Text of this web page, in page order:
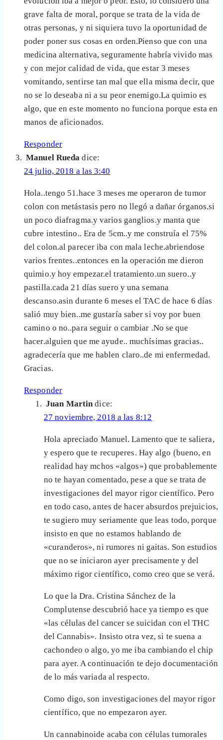
grave falta de moral, porque se trata de la vida de
otras personas, y ni siquiera tuvo la oportunidad de
poder poner sus cosas en orden.Pienso que con una
medicina alternativa, seguramente habría vivido mas
y con mejor calidad de vida, que estar 3 meses
vomitando, sentirse tan mal que ella misma decir, que
no se lo deseaba ni a su peor enemigo.La quimio es
algo, que en este momento no funciona porque esta en
manos de aficionados.
Responder
Manuel Rueda dice:
24 julio, 2018 a las 3:40
Hola..tengo 51.hace 3 meses me operaron de tumor
colon con metástasis pero no llegó a dañar órganos.si
un poco diafragma.y varios ganglios.y manta que
cubre intestino.. Era de 5cm..y me construía el 75%
del colon.al parecer iba con mala leche.abriendose
varios frentes..entonces en la operación me dieron
quimio.y hoy empezar.el tratamiento.un suero..y
pastilla.cada 21 días suero y una semana
descanso.asin durante 6 meses el TAC de hace 6 días
salió muy bien..me gustaría saber si voy por buen
camino o no..para seguir o cambiar .No se que
hacer.alguien que me ayude.. muchísimas gracias..
agradecería que me hablen claro..de mi enfermedad.
Gracias.
Responder
Juan Martin dice:
27 noviembre, 2018 a las 8:12
Hola apreciado Manuel. Lamento que te saliera,
y espero que te recuperes. Hay algo (bueno, en
realidad hay mchos «algos») que probablemente
no te hayan comentado, pese a que se trata de
investigaciones del mayor rigor científico. Pero
en todo caso, antes de hacer absurdos prejuicios,
te sugiero muy seriamente que leas todo, porque
insisto en que no estamos hablando de
«curanderos», ni rumores ni gaitas. Son estudios
que no se iniciaron ayer precisamente y del
máximo rigor científico, como creo que se verá.
Lo que la Dra. Cristina Sánchez de la
Complutense descubrió hace ya tiempo es que
«las células del cancer se suicidan con el THC
del Cannabis». Insisto otra vez, si te suena a
cachondeo o algo, yo me iba cambiando el chip
para ayer. A continuación te dejo documentación
de lo más variada al respecto.
Como digo, son investigaciones del mayor rigor
científico, que no empezaron ayer.
Un cannabinoide acaba con células tumorales